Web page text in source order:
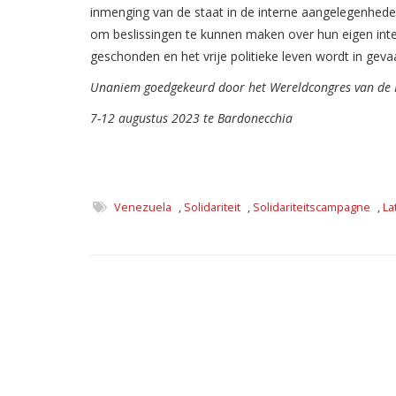
inmenging van de staat in de interne
om beslissingen te kunnen maken over hun eigen
geschonden en het vrije politieke leven wordt in
Unaniem goedgekeurd door het Wereldcongres van de
7-12 augustus 2023 te Bardonecchia
Venezuela , Solidariteit , Solidariteitscampagne ,